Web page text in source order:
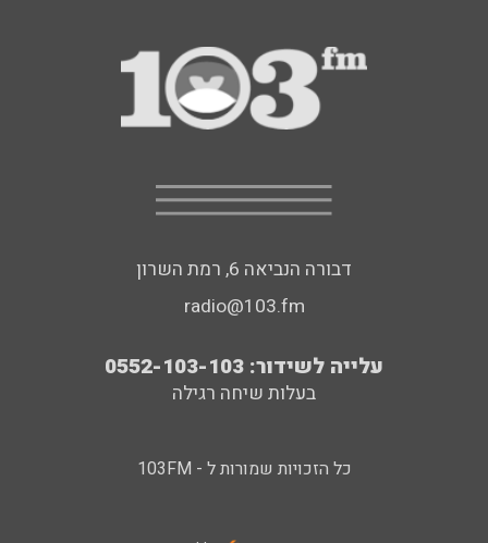
דבורה הנביאה 6, רמת השרון
radio@103.fm
עלייה לשידור: 0552-103-103
בעלות שיחה רגילה
כל הזכויות שמורות ל - 103FM